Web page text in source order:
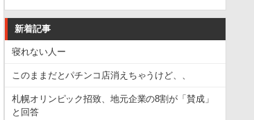
新着記事
寝れない人ー
このままだとパチンコ店消えちゃうけど、、
札幌オリンピック招致、地元企業の8割が「賛成」
と回答